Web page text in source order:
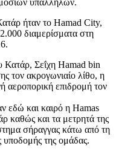
υπαλλήλων.
ήταν το Hamad City,
διαμερίσματα στη
Κατάρ, Σεΐχη Hamad bin
τον ακρογωνιαίο λίθο, η
αεροπορική επιδρομή τον
εδώ και καιρό η Hamas
καθώς και τα μετρητά της
σήραγγας κάτω από τη
υποδομής της ομάδας.